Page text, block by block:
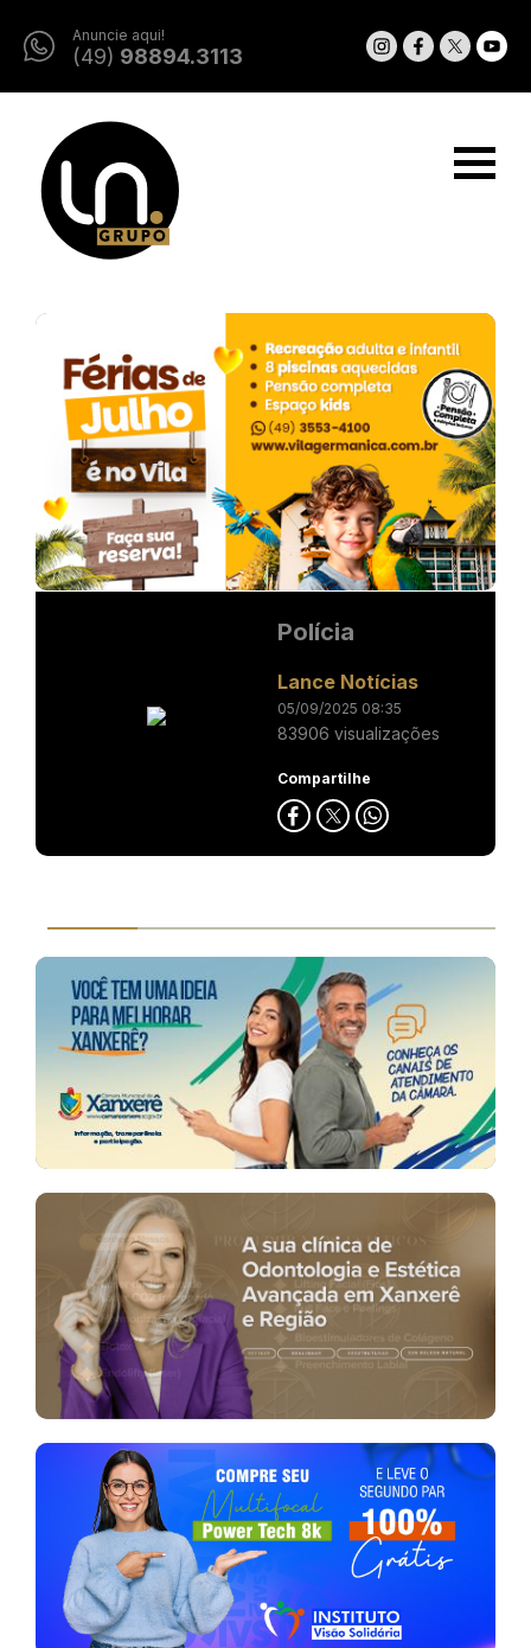
Anuncie aqui!
(49) 98894.3113
Polícia
Lance Notícias
05/09/2025 08:35
83906 visualizações
Compartilhe